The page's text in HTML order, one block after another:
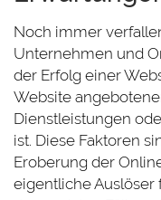
Noch immer
Unternehmen und
der Erfolg einer
Website
Dienstleistungen
ist. Diese Faktoren
Eroberung der
eigentliche Auslöser